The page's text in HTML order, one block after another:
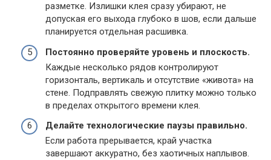
разметке. Излишки клея сразу убирают, не
допуская его выхода глубоко в шов, если дальше
планируется отдельная расшивка.
Постоянно проверяйте уровень и плоскость.
Каждые несколько рядов контролируют
горизонталь, вертикаль и отсутствие «живота» на
стене. Подправлять свежую плитку можно только
в пределах открытого времени клея.
Делайте технологические паузы правильно.
Если работа прерывается, край участка
завершают аккуратно, без хаотичных наплывов.